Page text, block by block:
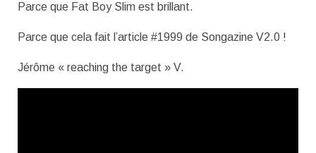
Parce que Fat Boy Slim est brillant.
Parce que cela fait l’article #1999 de Songazine V2.0 !
Jérôme « reaching the target » V.